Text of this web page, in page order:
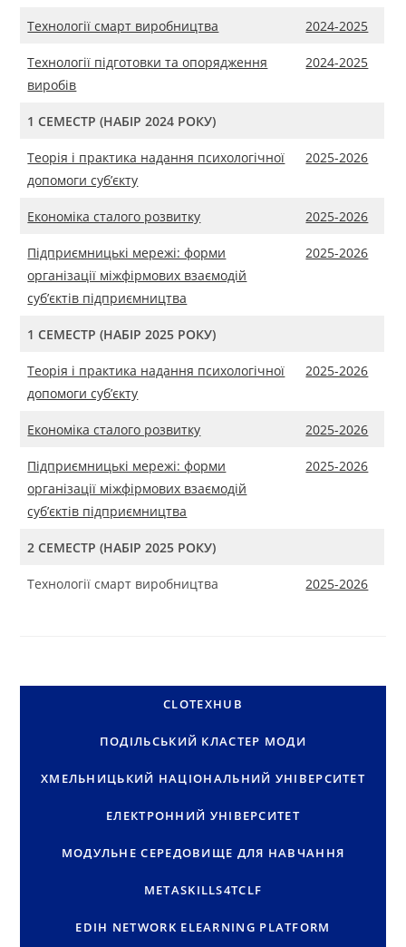
Технології смарт виробництва 2024-2025
Технології підготовки та опорядження
виробів
2024-2025
1 СЕМЕСТР (НАБІР 2024 РОКУ)
Теорія і практика надання психологічної
допомоги суб’єкту
2025-2026
Економіка сталого розвитку 2025-2026
Підприємницькі мережі: форми
організації міжфірмових взаємодій
суб’єктів підприємництва
2025-2026
1 СЕМЕСТР (НАБІР 2025 РОКУ)
Теорія і практика надання психологічної
допомоги суб’єкту
2025-2026
Економіка сталого розвитку 2025-2026
Підприємницькі мережі: форми
організації міжфірмових взаємодій
суб’єктів підприємництва
2025-2026
2 СЕМЕСТР (НАБІР 2025 РОКУ)
Технології смарт виробництва 2025-2026
CLOTEXHUB
ПОДІЛЬСЬКИЙ КЛАСТЕР МОДИ
ХМЕЛЬНИЦЬКИЙ НАЦІОНАЛЬНИЙ УНІВЕРСИТЕТ
ЕЛЕКТРОННИЙ УНІВЕРСИТЕТ
МОДУЛЬНЕ СЕРЕДОВИЩЕ ДЛЯ НАВЧАННЯ
METASKILLS4TCLF
EDIH NETWORK ELEARNING PLATFORM